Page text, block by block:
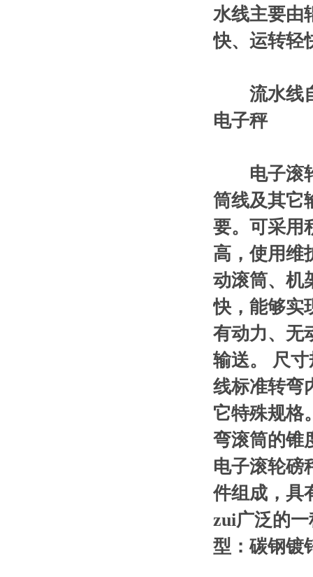
水线主要由
快、运转轻
流水线
电子秤
电子滚
筒线及其它
要。可采用
高，使用维
动滚筒、机
快，能够实
有动力、无
输送。 尺
线标准转弯
它特殊规格
弯滚筒的锥
电子滚轮磅
件组成，具
zui广泛的
型：碳钢镀